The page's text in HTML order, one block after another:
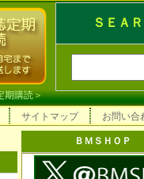
ＳＥＡ
期購読＞
サイトマップ お問い合
ＢＭＳＨＯＰ